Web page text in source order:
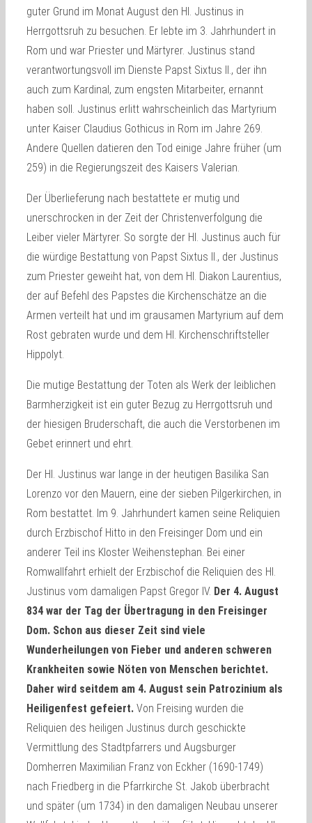
guter Grund im Monat August den Hl. Justinus in
Herrgottsruh zu besuchen. Er lebte im 3. Jahrhundert in
Rom und war Priester und Märtyrer. Justinus stand
verantwortungsvoll im Dienste Papst Sixtus II., der ihn
auch zum Kardinal, zum engsten Mitarbeiter, ernannt
haben soll. Justinus erlitt wahrscheinlich das Martyrium
unter Kaiser Claudius Gothicus in Rom im Jahre 269.
Andere Quellen datieren den Tod einige Jahre früher (um
259) in die Regierungszeit des Kaisers Valerian.
Der Überlieferung nach bestattete er mutig und
unerschrocken in der Zeit der Christenverfolgung die
Leiber vieler Märtyrer. So sorgte der Hl. Justinus auch für
die würdige Bestattung von Papst Sixtus II., der Justinus
zum Priester geweiht hat, von dem Hl. Diakon Laurentius,
der auf Befehl des Papstes die Kirchenschätze an die
Armen verteilt hat und im grausamen Martyrium auf dem
Rost gebraten wurde und dem Hl. Kirchenschriftsteller
Hippolyt.
Die mutige Bestattung der Toten als Werk der leiblichen
Barmherzigkeit ist ein guter Bezug zu Herrgottsruh und
der hiesigen Bruderschaft, die auch die Verstorbenen im
Gebet erinnert und ehrt.
Der Hl. Justinus war lange in der heutigen Basilika San
Lorenzo vor den Mauern, eine der sieben Pilgerkirchen, in
Rom bestattet. Im 9. Jahrhundert kamen seine Reliquien
durch Erzbischof Hitto in den Freisinger Dom und ein
anderer Teil ins Kloster Weihenstephan. Bei einer
Romwallfahrt erhielt der Erzbischof die Reliquien des Hl.
Justinus vom damaligen Papst Gregor IV. Der 4. August
834 war der Tag der Übertragung in den Freisinger
Dom. Schon aus dieser Zeit sind viele
Wunderheilungen von Fieber und anderen schweren
Krankheiten sowie Nöten von Menschen berichtet.
Daher wird seitdem am 4. August sein Patrozinium als
Heiligenfest gefeiert. Von Freising wurden die
Reliquien des heiligen Justinus durch geschickte
Vermittlung des Stadtpfarrers und Augsburger
Domherren Maximilian Franz von Eckher (1690-1749)
nach Friedberg in die Pfarrkirche St. Jakob überbracht
und später (um 1734) in den damaligen Neubau unserer